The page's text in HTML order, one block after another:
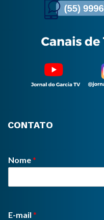
CONTATO
Nome*
E-mail *